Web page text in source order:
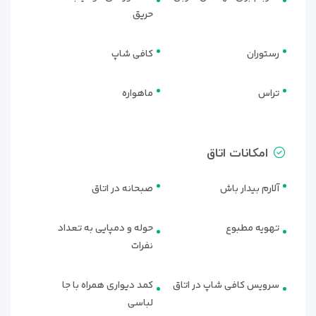
برای استراحت عصرگاهی یا صرف قهوه
برای پیاده‌روی و دسترسی سریع به ساحل
حریق
رستوران کافی شاپ
تراس ماهواره
امکانات اتاق
آلارم بیدار باش صبحانه در اتاق
تهویه مطبوع
حوله و دمپایی به تعداد
نفرات
سرویس کافی شاپ در اتاق
کمد دیواری همراه با جا
لباسی